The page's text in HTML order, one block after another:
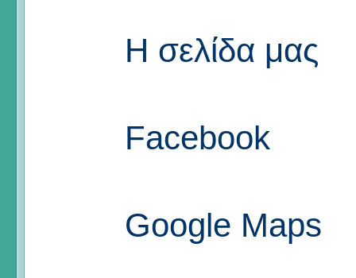
Η σελίδα μας
Facebook
Google Maps